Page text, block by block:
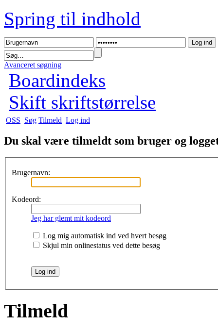
Spring til indhold
Avanceret søgning
Boardindeks
Skift skriftstørrelse
OSS Søg Tilmeld Log ind
Du skal være tilmeldt som bruger og
Brugernavn:
Kodeord:
Jeg har glemt mit kodeord
Log mig automatisk ind ved hvert besøg
Skjul min onlinestatus ved dette besøg
Tilmeld